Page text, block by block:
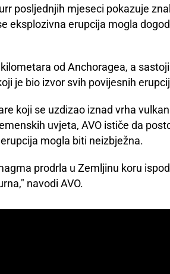
posljednjih mjeseci pokazuje
eksplozivna erupcija mogla
od Anchoragea, a
je bio izvor svih povijesnih
koji se uzdizao iznad vrha
uvjeta, AVO ističe da
mogla biti neizbježna.
prodrla u Zemljinu koru
navodi AVO.